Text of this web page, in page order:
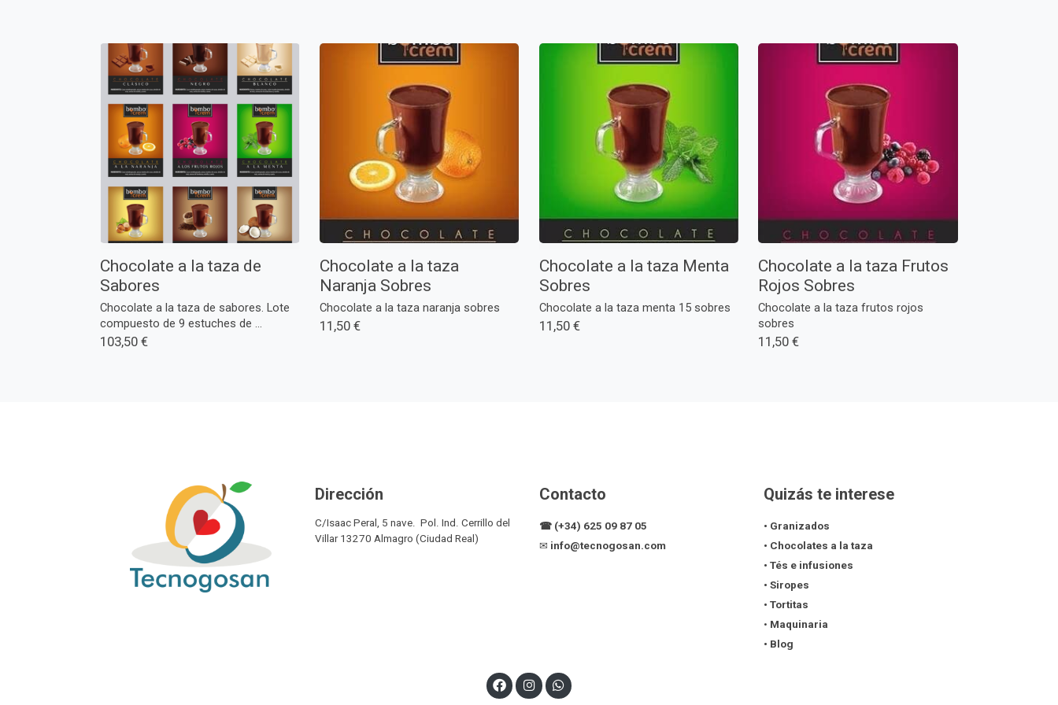
Chocolate a la taza de
Sabores
Chocolate a la taza de sabores. Lote
compuesto de 9 estuches de ...
103,50 €
Chocolate a la taza
Naranja Sobres
Chocolate a la taza naranja sobres
11,50 €
Chocolate a la taza Menta
Sobres
Chocolate a la taza menta 15 sobres
11,50 €
Chocolate a la taza Frutos
Rojos Sobres
Chocolate a la taza frutos rojos
sobres
11,50 €
Dirección
C/Isaac Peral, 5 nave. Pol. Ind. Cerrillo del
Villar 13270 Almagro (Ciudad Real)
Contacto
☎ (+34) 625 09 87 05
✉ info@tecnogosan.com
Quizás te interese
• Granizados
• Chocolates a la taza
• Tés e infusiones
• Siropes
• Tortitas
• Maquinaria
• Blog